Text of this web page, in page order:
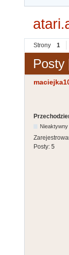
Strony 1
Posty
Nieaktywny
Posty: 5